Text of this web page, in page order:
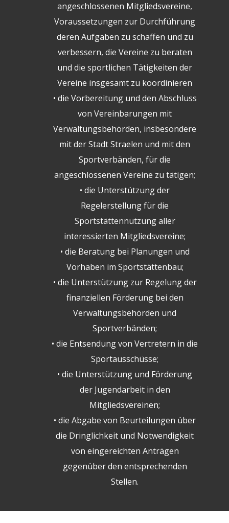
angeschlossenen Mitgliedsvereine,
Voraussetzungen zur Durchführung
deren Aufgaben zu schaffen und zu
verbessern, die Vereine zu beraten
und die sportlichen Tätigkeiten der
Vereine insgesamt zu koordinieren
• die Vorbereitung und den Abschluss
von Vereinbarungen mit
Verwaltungsbehörden, insbesondere
mit der Stadt Straelen und mit den
Sportverbänden, für die
angeschlossenen Vereine zu tätigen;
• die Unterstützung der
Regelerstellung für die
Sportstättennutzung aller
interessierten Mitgliedsvereine;
• die Beratung bei Planungen und
Vorhaben im Sportstättenbau;
• die Unterstützung zur Regelung der
finanziellen Förderung bei den
Verwaltungsbehörden und
Sportverbänden;
• die Entsendung von Vertretern in die
Sportausschüsse;
• die Unterstützung und Förderung
der Jugendarbeit in den
Mitgliedsvereinen;
• die Abgabe von Beurteilungen über
die Dringlichkeit und Notwendigkeit
von eingereichten Anträgen
gegenüber den entsprechenden
Stellen.